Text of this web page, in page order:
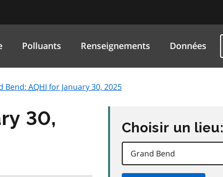
Polluants Renseignements Données
Bend: AQHI for January 30, 2025
30,
Choisir un lieu: